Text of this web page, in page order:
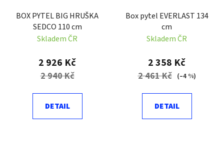
BOX PYTEL BIG HRUŠKA
SEDCO 110 cm
Skladem ČR
2 926 Kč
2 940 Kč
DETAIL
Box pytel EVERLAST 134
cm
Skladem ČR
2 358 Kč
2 461 Kč (–4 %)
DETAIL